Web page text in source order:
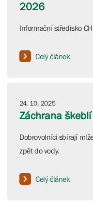
2026
Informační středisko
Celý článek
24. 10. 2025
Záchrana
Dobrovolníci sbírají
zpět do vody.
Celý článek